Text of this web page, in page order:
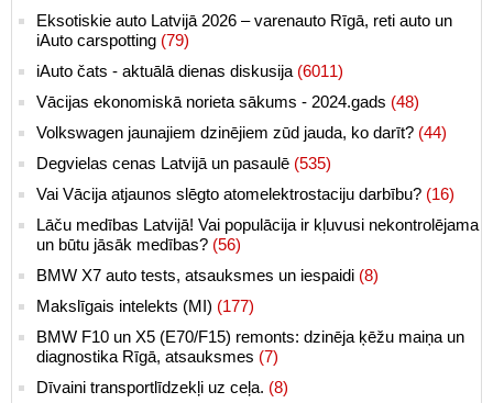
Eksotiskie auto Latvijā 2026 – varenauto Rīgā, reti auto un
iAuto carspotting (79)
iAuto čats - aktuālā dienas diskusija (6011)
Vācijas ekonomiskā norieta sākums - 2024.gads (48)
Volkswagen jaunajiem dzinējiem zūd jauda, ko darīt? (44)
Degvielas cenas Latvijā un pasaulē (535)
Vai Vācija atjaunos slēgto atomelektrostaciju darbību? (16)
Lāču medības Latvijā! Vai populācija ir kļuvusi nekontrolējama
un būtu jāsāk medības? (56)
BMW X7 auto tests, atsauksmes un iespaidi (8)
Makslīgais intelekts (MI) (177)
BMW F10 un X5 (E70/F15) remonts: dzinēja ķēžu maiņa un
diagnostika Rīgā, atsauksmes (7)
Dīvaini transportlīdzekļi uz ceļa. (8)